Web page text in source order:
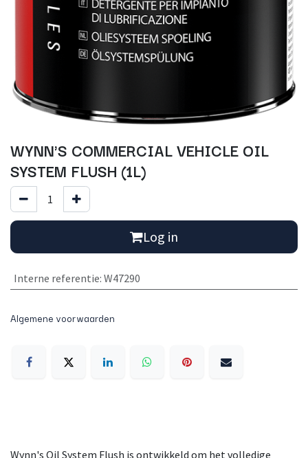
WYNN'S COMMERCIAL VEHICLE OIL
SYSTEM FLUSH (1L)
Log in
Interne referentie: W47290
Algemene voorwaarden
Wynn's Oil System Flush is ontwikkeld om het volledige